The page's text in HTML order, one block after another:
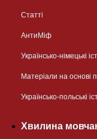
Статті
АнтиМіф
Українсько-німецькі
Матеріали на основі
Українсько-польські
Хвилина